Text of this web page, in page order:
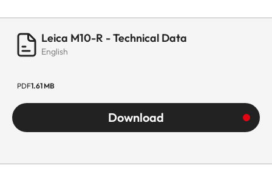
Leica M10-R - Technical Data
English
PDF1.61 MB
Download